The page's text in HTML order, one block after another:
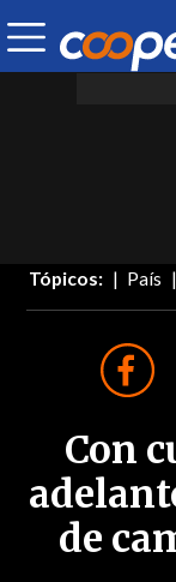
Tópicos: País
Con
de